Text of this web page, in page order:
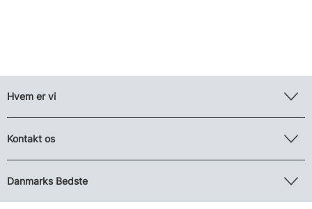
Hvem er vi
Kontakt os
Danmarks Bedste